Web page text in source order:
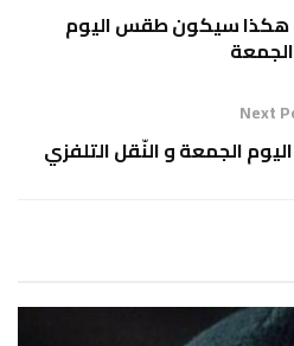
هكذا سيكون طقس اليوم
الجمعة
Next
اليوم الجمعة و النّقل التلفزي